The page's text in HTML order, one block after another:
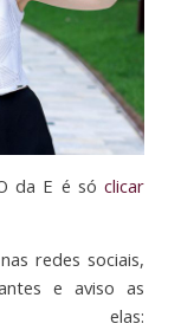
da E é sóclicar
redes sociais,
e aviso as
elas: